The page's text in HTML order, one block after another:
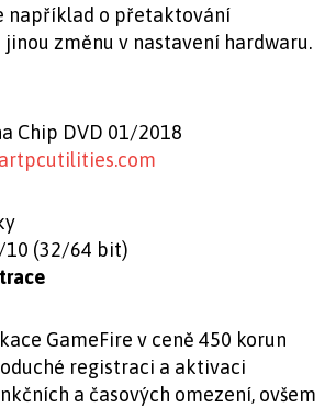
například o přetaktování
změnu v nastavení hardwaru.
Chip DVD 01/2018
10 (32/64 bit)
GameFire v ceně 450 korun
registraci a aktivaci
a časových omezení, ovšem